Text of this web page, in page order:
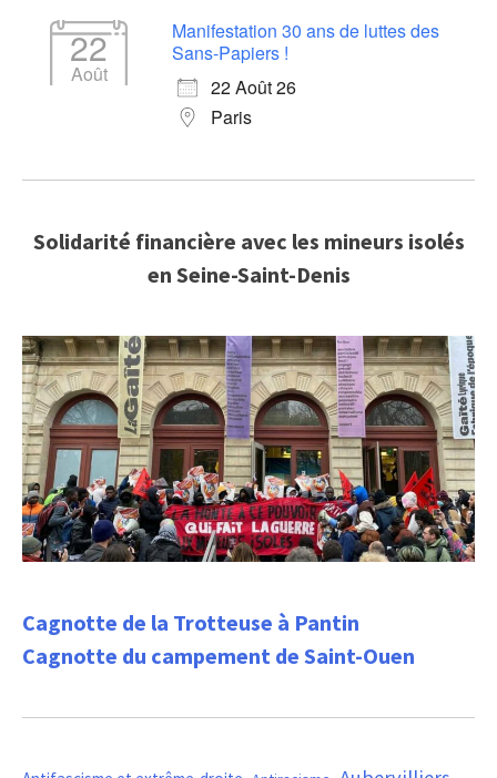
22
Août
Manifestation 30 ans de luttes des
Sans-Papiers !
22 Août 26
Paris
Solidarité financière avec les mineurs isolés
en Seine-Saint-Denis
Cagnotte de la Trotteuse à Pantin
Cagnotte du campement de Saint-Ouen